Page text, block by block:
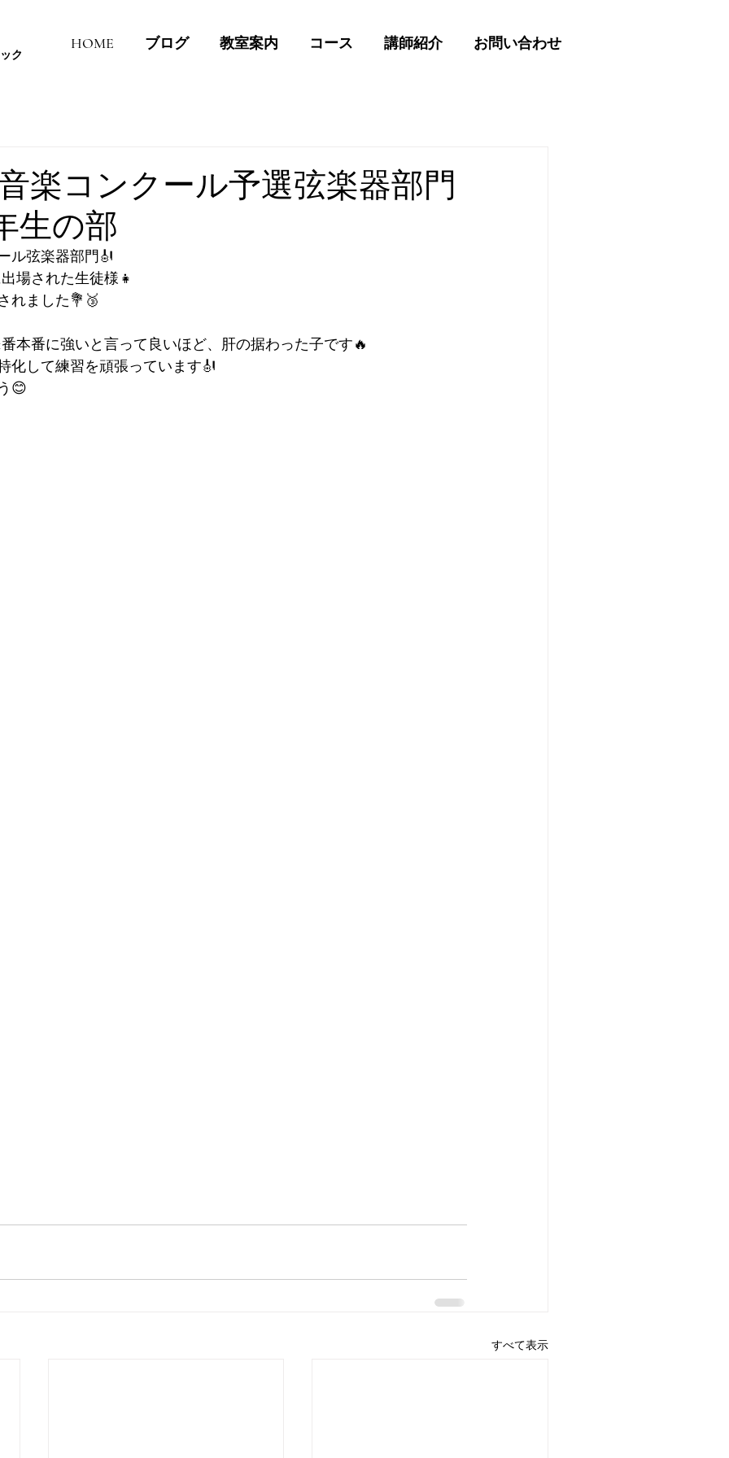
ク
HOME ブログ 教室案内 コース 講師紹介 お問い合わせ
楽コンクール予選弦楽器部門
生の部
ル弦楽器部門🎻
場された生徒様👧
れました💐🥉
本番に強いと言って良いほど、肝の据わった子です🔥
化して練習を頑張っています🎻
😊
すべて表示